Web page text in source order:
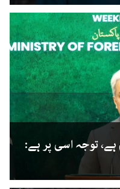
ہے، توجہ اسی پر ہے: